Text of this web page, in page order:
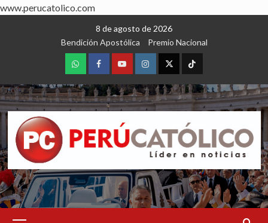
www.perucatolico.com
8 de agosto de 2026
Bendición Apostólica
Premio Nacional
WhatsAppFacebookYoutubeInstagram
X TikTok